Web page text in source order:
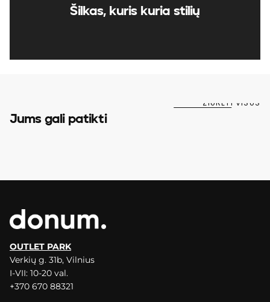
Šilkas, kuris kuria stilių
Jums gali patikti
ŽIŪRĖTI VISUS
OUTLET PARK
Verkių g. 31b, Vilnius
I-VII: 10-20 val.
+370 670 88321